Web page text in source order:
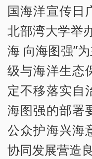
国海洋宣传日
北部湾大学举
海 向海图强”
级与海洋生态
定不移落实自
海图强的部署
公众护海兴海
协同发展营造